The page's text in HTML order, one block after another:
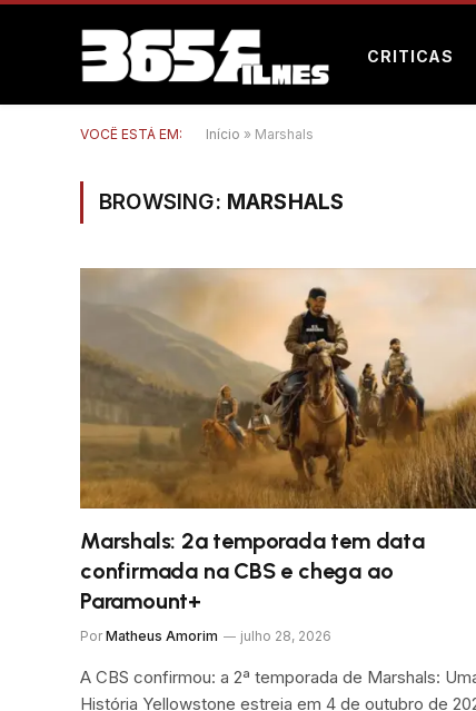
CRITICAS
VOCÊ ESTÁ EM: Início » Marshals
BROWSING: MARSHALS
Marshals: 2ª temporada tem data
confirmada na CBS e chega ao
Paramount+
Por Matheus Amorim julho 28, 2026
A CBS confirmou: a 2ª temporada de Marshals:
História Yellowstone estreia em 4 de outubro de